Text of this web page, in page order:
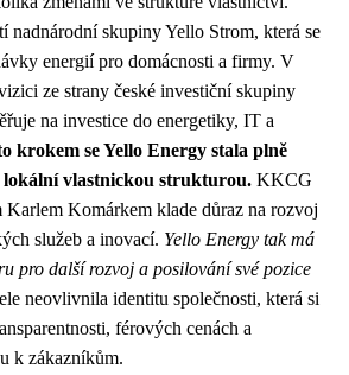
nadnárodní skupiny Yello Strom, která se
energií pro domácnosti a firmy. V
ze strany české investiční skupiny
na investice do energetiky, IT a
krokem se Yello Energy stala plně
lokální vlastnickou strukturou. KKCG
Karlem Komárkem klade důraz na rozvoj
služeb a inovací. Yello Energy tak má
pro další rozvoj a posilování své pozice
neovlivnila identitu společnosti, která si
férových cenách a
k zákazníkům.